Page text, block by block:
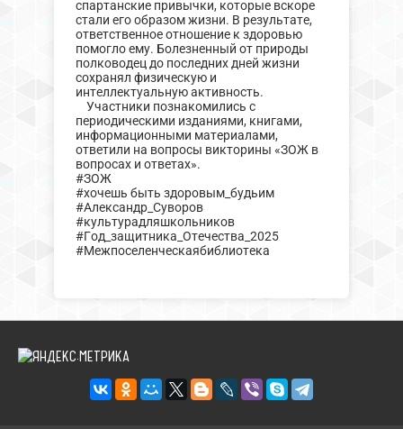
спартанские привычки, которые вскоре
стали его образом жизни. В результате,
ответственное отношение к здоровью
помогло ему. Болезненный от природы
полководец до последних дней жизни
сохранял физическую и
интеллектуальную активность.
Участники познакомились с
периодическими изданиями, книгами,
информационными материалами,
ответили на вопросы викторины «ЗОЖ в
вопросах и ответах».
#ЗОЖ
#хочешь быть здоровым_будьим
#Александр_Суворов
#культурадляшкольников
#Год_защитника_Отечества_2025
#Межпоселенческаябиблиотека